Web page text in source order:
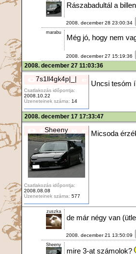
Rászabadultál a
2008. december 28 23:00:34
marabu
Még jó, hogy nem
2008. december 27 15:19:36
2008. december 27 11:03:36
7s1ll4gk4p|_|
Csatlakozás időpontja:
2008.10.22
Üzeneteinek száma: 14
Uncsi tesóm
2008. december 17 17:33:47
Sheeny
Csatlakozás időpontja:
2008.08.08
Üzeneteinek száma: 577
Micsoda
zuszka
de már négy van
2008. december 21 13:50:09
Sheeny
mire 3-at számolok?